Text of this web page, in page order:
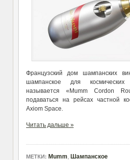
Французский дом шампанских
шампанское для
называется «Mumm Cordon
подаваться на рейсах частной
Axiom Space.
Читать дальше »
МЕТКИ: Mumm, Шампанское